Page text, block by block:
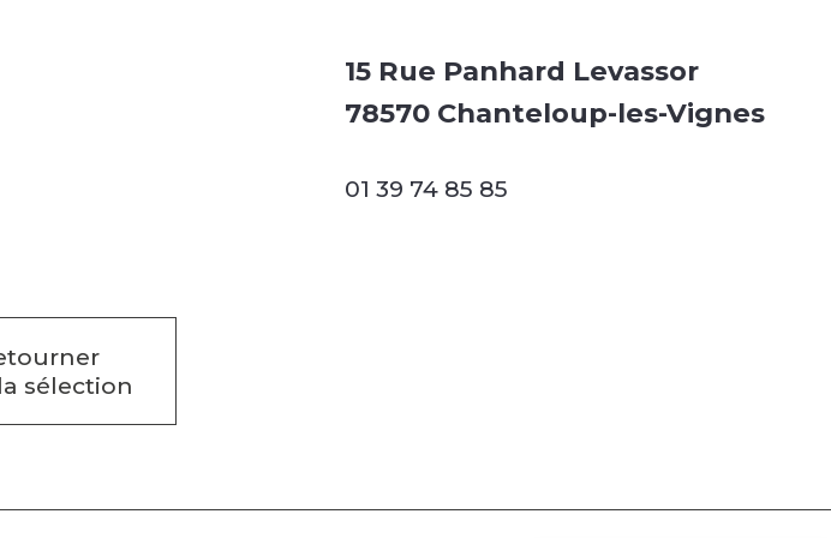
15 Rue Panhard Levassor
78570 Chanteloup-les-Vignes
01 39 74 85 85
sélection